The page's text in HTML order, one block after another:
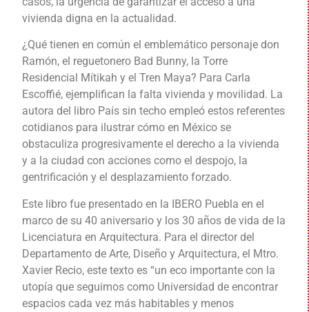
vivienda digna en la actualidad.
¿Qué tienen en común el emblemático personaje don
Ramón, el reguetonero Bad Bunny, la Torre
Residencial Mítikah y el Tren Maya? Para Carla
Escoffié, ejemplifican la falta vivienda y movilidad. La
autora del libro País sin techo empleó estos referentes
cotidianos para ilustrar cómo en México se
obstaculiza progresivamente el derecho a la vivienda
y a la ciudad con acciones como el despojo, la
gentrificación y el desplazamiento forzado.
Este libro fue presentado en la IBERO Puebla en el
marco de su 40 aniversario y los 30 años de vida de la
Licenciatura en Arquitectura. Para el director del
Departamento de Arte, Diseño y Arquitectura, el Mtro.
Xavier Recio, este texto es “un eco importante con la
utopía que seguimos como Universidad de encontrar
espacios cada vez más habitables y menos